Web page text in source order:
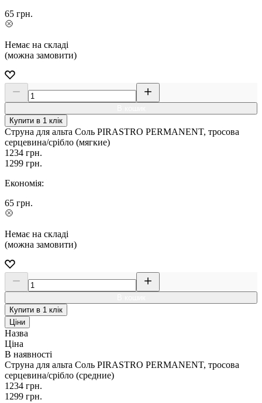
65 грн.
Немає на складі
(можна замовити)
Купити в 1 клік
Струна для альта Соль PIRASTRO PERMANENT, тросова
серцевина/срібло (мягкие)
1234 грн.
1299 грн.
Економія:
65 грн.
Немає на складі
(можна замовити)
Купити в 1 клік
Ціни
Назва
Ціна
В наявності
Струна для альта Соль PIRASTRO PERMANENT, тросова
серцевина/срібло (средние)
1234 грн.
1299 грн.